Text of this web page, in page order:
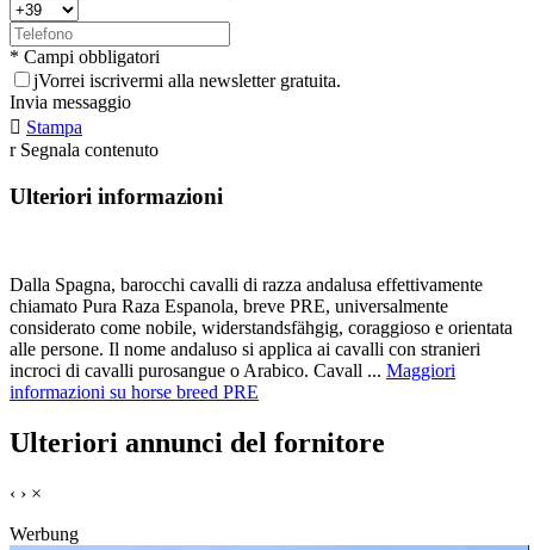
* Campi obbligatori
jVorrei iscrivermi alla newsletter gratuita.
Invia messaggio
 Stampa
r Segnala contenuto
Ulteriori informazioni
Dalla Spagna, barocchi cavalli di razza andalusa effettivamente
chiamato Pura Raza Espanola, breve PRE, universalmente
considerato come nobile, widerstandsfähgig, coraggioso e orientata
alle persone. Il nome andaluso si applica ai cavalli con stranieri
incroci di cavalli purosangue o Arabico. Cavall ... Maggiori
informazioni su horse breed PRE
Ulteriori annunci del fornitore
‹ › ×
Werbung